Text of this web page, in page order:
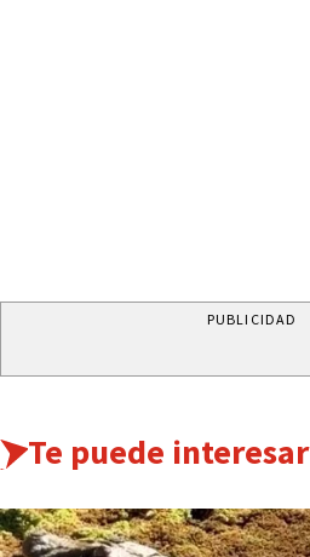
PUBLICIDAD
Te puede interesar